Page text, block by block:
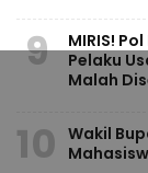
9
MIRIS!
Pelaku
Malah
10 Wakil